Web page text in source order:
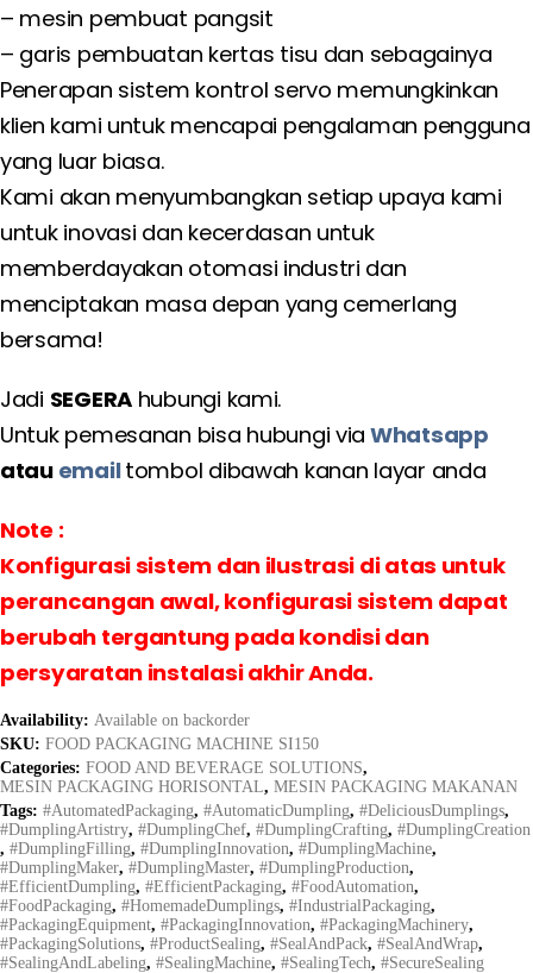
– mesin pembuat pangsit
– garis pembuatan kertas tisu dan sebagainya
Penerapan sistem kontrol servo memungkinkan
klien kami untuk mencapai pengalaman pengguna
yang luar biasa.
Kami akan menyumbangkan setiap upaya kami
untuk inovasi dan kecerdasan untuk
memberdayakan otomasi industri dan
menciptakan masa depan yang cemerlang
bersama!
Jadi SEGERA hubungi kami.
Untuk pemesanan bisa hubungi via Whatsapp
atau emailtombol dibawah kanan layar anda
Note :
Konfigurasi sistem dan ilustrasi di atas untuk
perancangan awal, konfigurasi sistem dapat
berubah tergantung pada kondisi dan
persyaratan instalasi akhir Anda.
Availability: Available on backorder
SKU: FOOD PACKAGING MACHINE SI150
Categories: FOOD AND BEVERAGE SOLUTIONS,
MESIN PACKAGING HORISONTAL, MESIN PACKAGING MAKANAN
Tags: #AutomatedPackaging, #AutomaticDumpling, #DeliciousDumplings,
#DumplingArtistry, #DumplingChef, #DumplingCrafting, #DumplingCreation
, #DumplingFilling, #DumplingInnovation, #DumplingMachine,
#DumplingMaker, #DumplingMaster, #DumplingProduction,
#EfficientDumpling, #EfficientPackaging, #FoodAutomation,
#FoodPackaging, #HomemadeDumplings, #IndustrialPackaging,
#PackagingEquipment, #PackagingInnovation, #PackagingMachinery,
#PackagingSolutions, #ProductSealing, #SealAndPack, #SealAndWrap,
#SealingAndLabeling, #SealingMachine, #SealingTech, #SecureSealing